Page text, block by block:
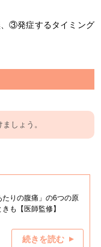
③発症するタイミング
しょう。
りの腹痛」の6つの原
も【医師監修】
続きを読む